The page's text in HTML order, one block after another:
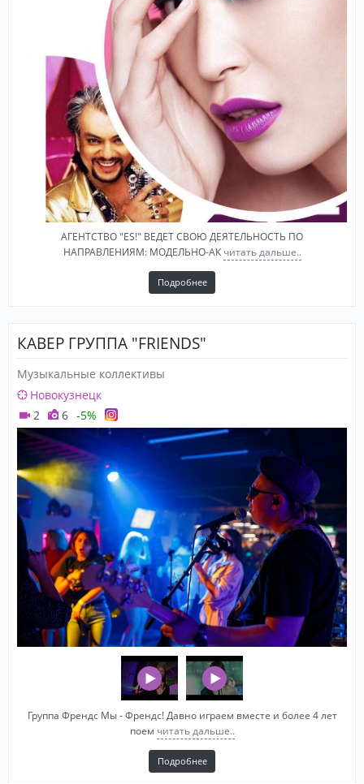
АГЕНТСТВО "ES!" ВЕДЕТ СВОЮ ДЕЯТЕЛЬНОСТЬ ПО
НАПРАВЛЕНИЯМ: МОДЕЛЬНО-АК читать дальше..
Подробнее
КАВЕР ГРУППА "FRIENDS"
Музыкальные коллективы
Новокузнецк
2
6 -5%
Группа Френдс Мы - Френдс! Давно играем вместе и более 4 лет
поем читать дальше..
Подробнее